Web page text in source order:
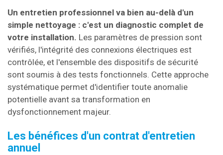
Un entretien professionnel va bien au-delà d'un
simple nettoyage : c'est un diagnostic complet de
votre installation. Les paramètres de pression sont
vérifiés, l'intégrité des connexions électriques est
contrôlée, et l'ensemble des dispositifs de sécurité
sont soumis à des tests fonctionnels. Cette approche
systématique permet d'identifier toute anomalie
potentielle avant sa transformation en
dysfonctionnement majeur.
Les bénéfices d'un contrat d'entretien
annuel